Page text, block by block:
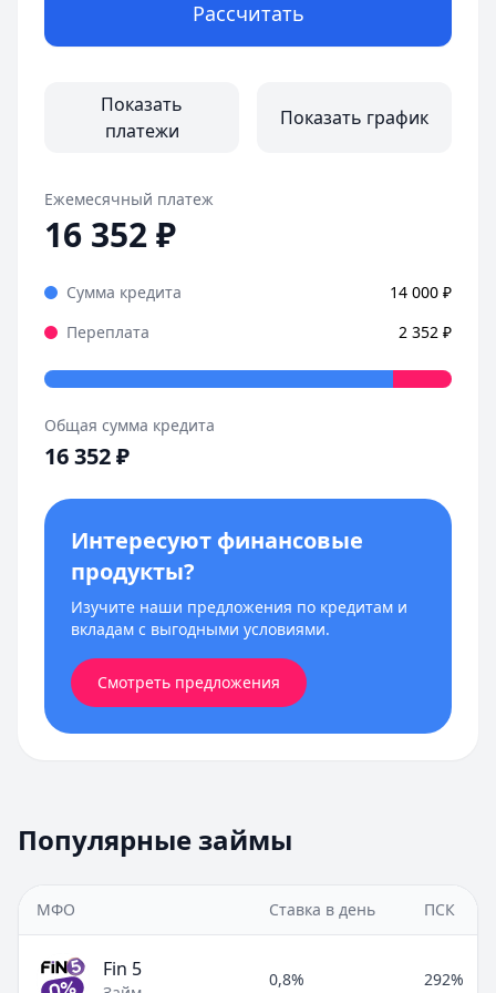
Рассчитать
Показать
платежи
Показать график
Ежемесячный платеж
16 352₽
Сумма кредита 14 000 ₽
Переплата
2 352 ₽
Общая сумма кредита
16 352₽
Интересуют финансовые
продукты?
Изучите наши предложения по кредитам и
вкладам с выгодными условиями.
Смотреть предложения
Популярные займы
МФО Ставка в день ПСК
Fin 5 0,8% 292%